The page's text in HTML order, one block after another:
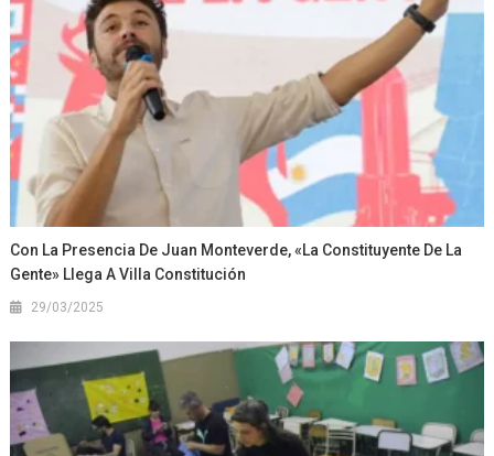
Con La Presencia De Juan Monteverde, «La Constituyente De La
Gente» Llega A Villa Constitución
29/03/2025